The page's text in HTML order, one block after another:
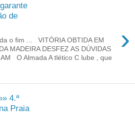
de
›
o fim ... VITÓRIA OBTIDA EM
MADEIRA DESFEZ AS DÚVIDAS
O Almada A tlético C lube , que
4.ª
Praia